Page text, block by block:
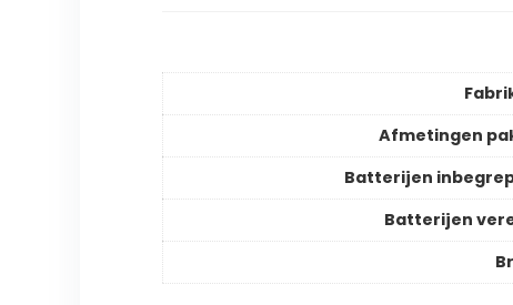
Afmetingen
Batterijen
Batterijen